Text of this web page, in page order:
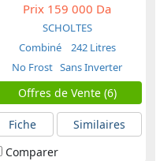
Prix 159 000 Da
SCHOLTES
Combiné
242 Litres
No Frost Sans Inverter
Offres de Vente (6)
Fiche
Similaires
Comparer